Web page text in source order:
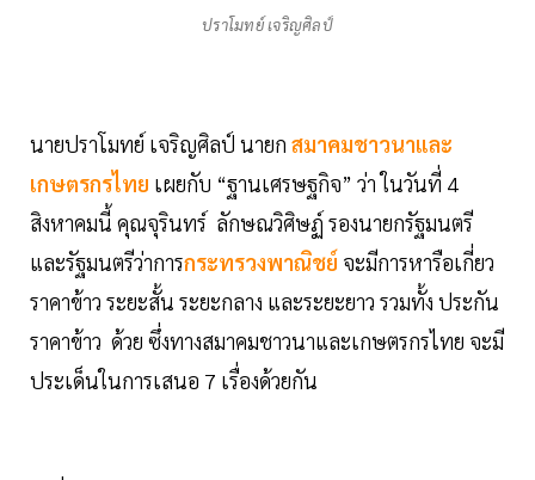
ปราโมทย์ เจริญศิลป์
นายปราโมทย์ เจริญศิลป์ นายก สมาคมชาวนาและ
เกษตรกรไทย เผยกับ “ฐานเศรษฐกิจ” ว่า ในวันที่ 4
สิงหาคมนี้ คุณจุรินทร์ ลักษณวิศิษฏ์ รองนายกรัฐมนตรี
และรัฐมนตรีว่าการกระทรวงพาณิชย์ จะมีการหารือเกี่ยว
ราคาข้าว ระยะสั้น ระยะกลาง และระยะยาว รวมทั้ง ประกัน
ราคาข้าว ด้วย ซึ่งทางสมาคมชาวนาและเกษตรกรไทย จะมี
ประเด็นในการเสนอ 7 เรื่องด้วยกัน